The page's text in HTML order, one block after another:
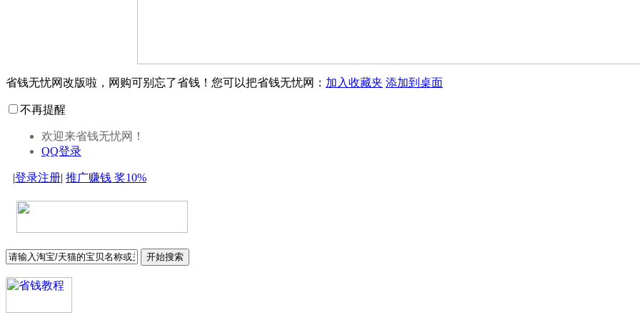
省钱无忧网改版啦，网购可别忘了省钱！您可以把省钱无忧网： 加入收藏夹 添加到桌面
不再提醒
欢迎来省钱无忧网！
QQ登录
|登录注册| 推广赚钱 奖10%
开始搜索